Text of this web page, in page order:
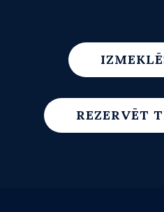
REZERVĒT